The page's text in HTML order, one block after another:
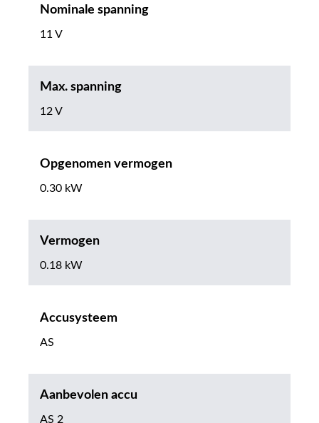
Nominale spanning
11 V
Max. spanning
12 V
Opgenomen vermogen
0.30 kW
Vermogen
0.18 kW
Accusysteem
AS
Aanbevolen accu
AS 2